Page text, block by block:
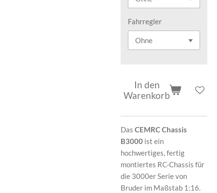
Fahrregler
In den
Warenkorb
Das CEMRC Chassis
B3000 ist ein
hochwertiges, fertig
montiertes RC-Chassis für
die 3000er Serie von
Bruder im Maßstab 1:16.